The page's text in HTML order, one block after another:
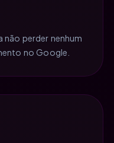
perder nenhum
no Google.